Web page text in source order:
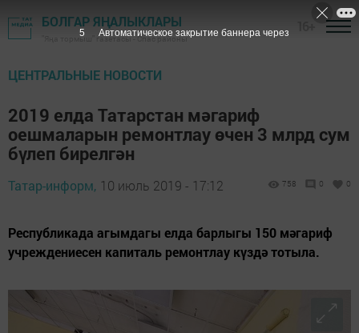
БОЛГАР ЯҢАЛЫКЛАРЫ
"Яңа тормыш" газетасы - Спас районы
ЦЕНТРАЛЬНЫЕ НОВОСТИ
2019 елда Татарстан мәгариф
оешмаларын ремонтлау өчен 3 млрд сум
бүлеп бирелгән
Татар-информ, 10 июль 2019 - 17:12 758 0 0
Республикада агымдагы елда барлыгы 150 мәгариф
учреждениесен капиталь ремонтлау күздә тотыла.
5 Автоматическое закрытие баннера через